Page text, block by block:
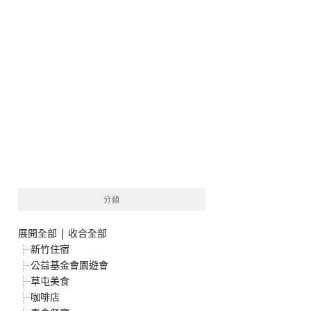
分類
展開全部 | 收合全部
新竹住宿
公益基金會園遊會
草屯美食
咖啡店